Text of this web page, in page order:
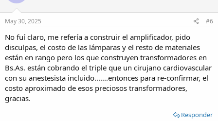
o
n
s
May 30, 2025 #6
No fuí claro, me refería a construir el amplificador, pido
disculpas, el costo de las lámparas y el resto de materiales
están en rango pero los que construyen transformadores en
Bs.As. están cobrando el triple que un cirujano cardiovascular
con su anestesista incluido.......entonces para re-confirmar, el
costo aproximado de esos preciosos transformadores,
gracias.
Responder